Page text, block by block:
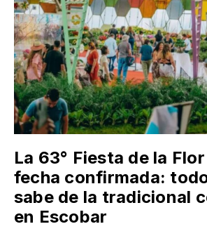
La 63° Fiesta de la
fecha confirmada:
sabe de la tradicional
en Escobar